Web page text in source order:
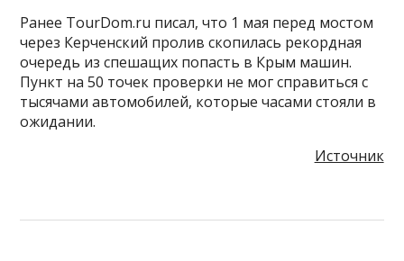
Ранее TourDom.ru писал, что 1 мая перед мостом
через Керченский пролив скопилась рекордная
очередь из спешащих попасть в Крым машин.
Пункт на 50 точек проверки не мог справиться с
тысячами автомобилей, которые часами стояли в
ожидании.
Источник